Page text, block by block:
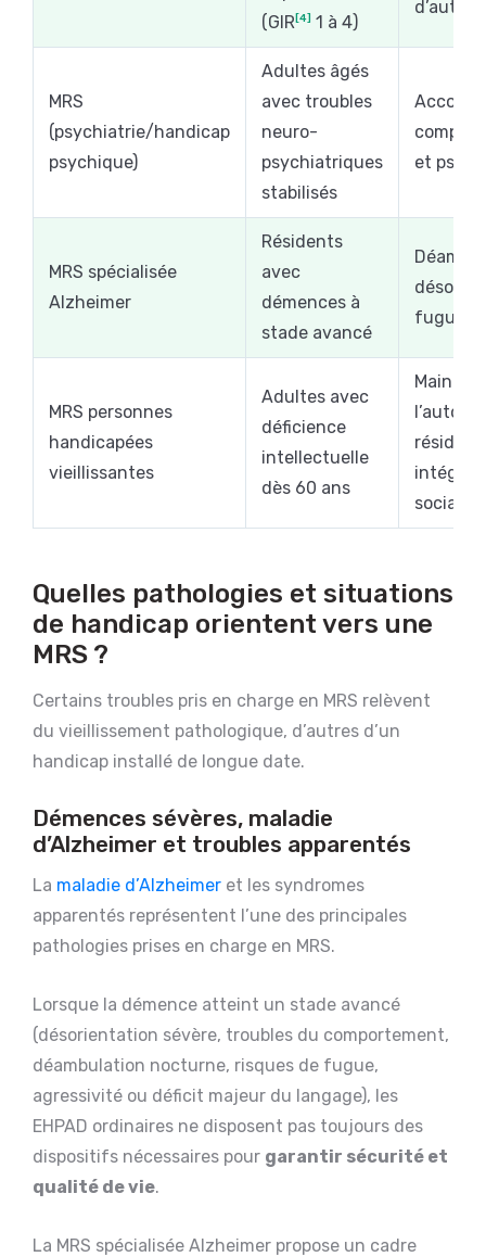
(GIR[4] 1 à 4)
MRS
(psychiatrie/handicap
psychique)
Adultes âgés
avec troubles
neuro-
psychiatriques
stabilisés
et
MRS spécialisée
Alzheimer
Résidents
avec
démences à
stade avancé
fugues
MRS personnes
handicapées
vieillissantes
Adultes avec
déficience
intellectuelle
dès 60 ans
sociale
Quelles pathologies et situations
de handicap orientent vers une
MRS ?
Certains troubles pris en charge en MRS relèvent
du vieillissement pathologique, d’autres d’un
handicap installé de longue date.
Démences sévères, maladie
d’Alzheimer et troubles apparentés
La maladie d’Alzheimer et les syndromes
apparentés représentent l’une des principales
pathologies prises en charge en MRS.
Lorsque la démence atteint un stade avancé
(désorientation sévère, troubles du comportement,
déambulation nocturne, risques de fugue,
agressivité ou déficit majeur du langage), les
EHPAD ordinaires ne disposent pas toujours des
dispositifs nécessaires pour garantir sécurité et
qualité de vie.
La MRS spécialisée Alzheimer propose un cadre